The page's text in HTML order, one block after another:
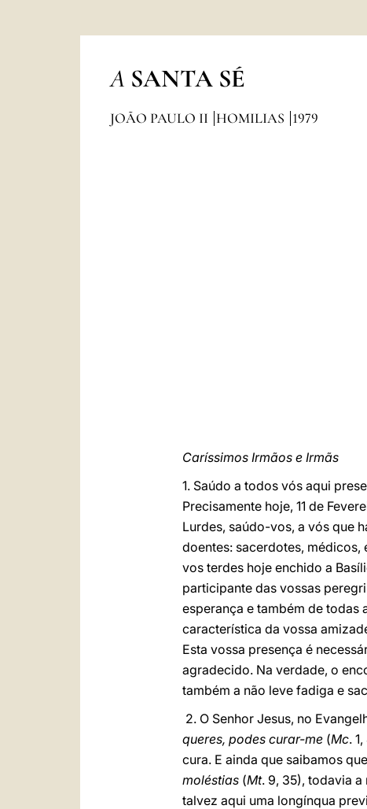
A SANTA SÉ
JOÃO PAULO II HOMILIAS 1979
Caríssimos Irmãos e Irmãs
1. Saúdo a todos vós aqui
Precisamente hoje, 11 de
Lurdes, saúdo-vos, a vós que
doentes: sacerdotes,
vos terdes hoje enchido a
participante das vossas
esperança e também de todas
característica da vossa
Esta vossa presença é
agradecido. Na verdade, o
também a não leve fadiga e
2. O Senhor Jesus, no
queres, podes curar-me (Mc.
cura. E ainda que saibamos que
moléstias (Mt. 9, 35), todavia
talvez aqui uma longínqua